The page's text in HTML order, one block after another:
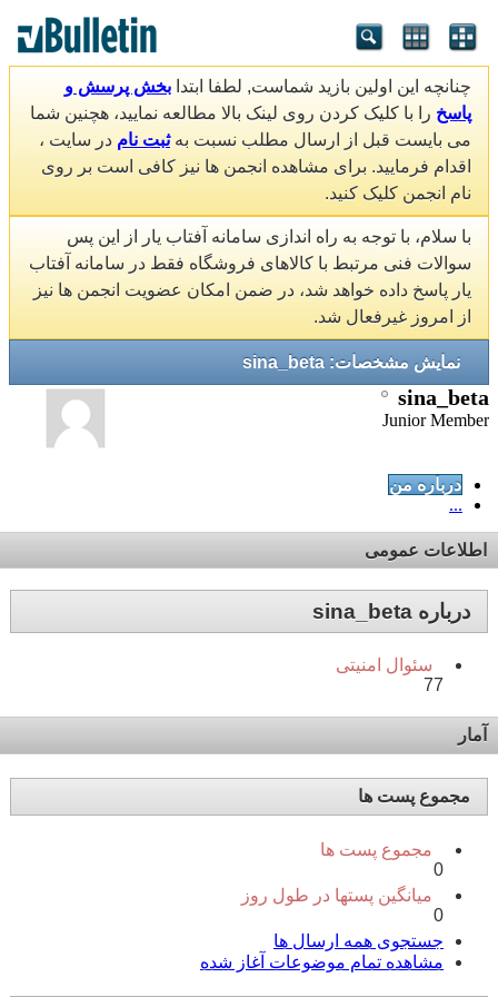
چنانچه این اولین بازید شماست, لطفا ابتدا بخش پرسش و
پاسخ را با کلیک کردن روی لینک بالا مطالعه نمایید، هچنین شما
می بایست قبل از ارسال مطلب نسبت بهثبت نام در سایت ،
اقدام فرمایید. برای مشاهده انجمن ها نیز کافی است بر روی
نام انجمن کلیک کنید.
با سلام، با توجه به راه اندازی سامانه آفتاب یار از این پس
سوالات فنی مرتبط با کالاهای فروشگاه فقط در سامانه آفتاب
یار پاسخ داده خواهد شد، در ضمن امکان عضویت انجمن ها نیز
از امروز غیرفعال شد.
نمایش مشخصات: sina_beta
sina_beta
Junior Member
درباره من
...
اطلاعات عمومی
درباره sina_beta
سئوال امنیتی
77
آمار
مجموع پست ها
مجموع پست ها
0
میانگین پستها در طول روز
0
جستجوی همه ارسال ها
مشاهده تمام موضوعات آغاز شده